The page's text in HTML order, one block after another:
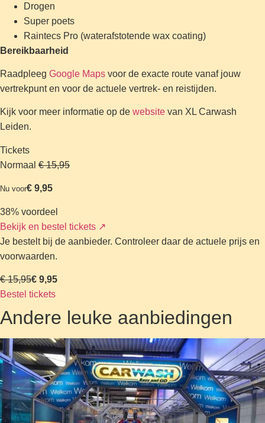
Drogen
Super poets
Raintecs Pro (waterafstotende wax coating)
Bereikbaarheid
Raadpleeg Google Maps voor de exacte route vanaf jouw
vertrekpunt en voor de actuele vertrek- en reistijden.
Kijk voor meer informatie op de website van XL Carwash
Leiden.
Tickets
Normaal € 15,95
Nu voor€ 9,95
38% voordeel
Bekijk en bestel tickets ↗
Je bestelt bij de aanbieder. Controleer daar de actuele prijs en
voorwaarden.
€ 15,95€ 9,95
Bestel tickets
Andere leuke aanbiedingen